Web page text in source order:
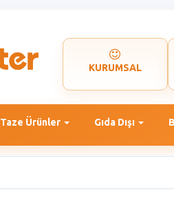
KURUMSAL
Taze Ürünler Gıda Dışı